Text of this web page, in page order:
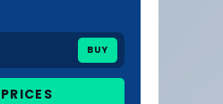
BUY